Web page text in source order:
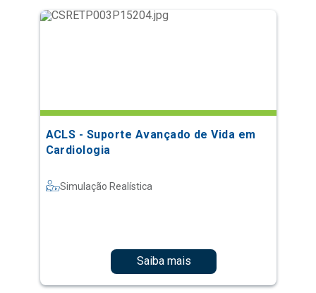
ACLS - Suporte Avançado de Vida em
Cardiologia
Simulação Realística
Saiba mais